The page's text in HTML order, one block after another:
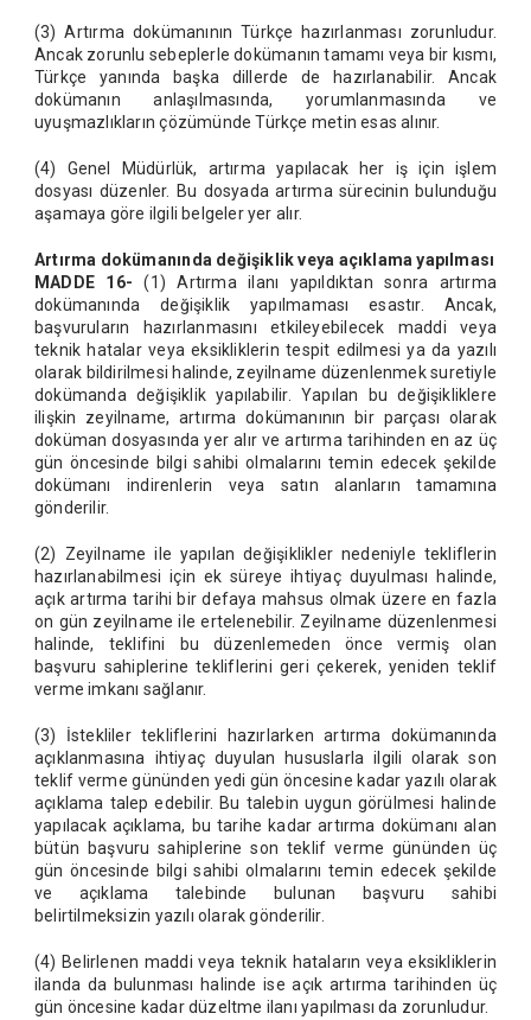
(3) Artırma dokümanının Türkçe hazırlanması zorunludur.
Ancak zorunlu sebeplerle dokümanın tamamı veya bir kısmı,
Türkçe yanında başka dillerde de hazırlanabilir. Ancak
dokümanın anlaşılmasında, yorumlanmasında ve
uyuşmazlıkların çözümünde Türkçe metin esas alınır.
(4) Genel Müdürlük, artırma yapılacak her iş için işlem
dosyası düzenler. Bu dosyada artırma sürecinin bulunduğu
aşamaya göre ilgili belgeler yer alır.
Artırma dokümanında değişiklik veya açıklama yapılması
MADDE 16- (1) Artırma ilanı yapıldıktan sonra artırma
dokümanında değişiklik yapılmaması esastır. Ancak,
başvuruların hazırlanmasını etkileyebilecek maddi veya
teknik hatalar veya eksikliklerin tespit edilmesi ya da yazılı
olarak bildirilmesi halinde, zeyilname düzenlenmek suretiyle
dokümanda değişiklik yapılabilir. Yapılan bu değişikliklere
ilişkin zeyilname, artırma dokümanının bir parçası olarak
doküman dosyasında yer alır ve artırma tarihinden en az üç
gün öncesinde bilgi sahibi olmalarını temin edecek şekilde
dokümanı indirenlerin veya satın alanların tamamına
gönderilir.
(2) Zeyilname ile yapılan değişiklikler nedeniyle tekliflerin
hazırlanabilmesi için ek süreye ihtiyaç duyulması halinde,
açık artırma tarihi bir defaya mahsus olmak üzere en fazla
on gün zeyilname ile ertelenebilir. Zeyilname düzenlenmesi
halinde, teklifini bu düzenlemeden önce vermiş olan
başvuru sahiplerine tekliflerini geri çekerek, yeniden teklif
verme imkanı sağlanır.
(3) İstekliler tekliflerini hazırlarken artırma dokümanında
açıklanmasına ihtiyaç duyulan hususlarla ilgili olarak son
teklif verme gününden yedi gün öncesine kadar yazılı olarak
açıklama talep edebilir. Bu talebin uygun görülmesi halinde
yapılacak açıklama, bu tarihe kadar artırma dokümanı alan
bütün başvuru sahiplerine son teklif verme gününden üç
gün öncesinde bilgi sahibi olmalarını temin edecek şekilde
ve açıklama talebinde bulunan başvuru sahibi
belirtilmeksizin yazılı olarak gönderilir.
(4) Belirlenen maddi veya teknik hataların veya eksikliklerin
ilanda da bulunması halinde ise açık artırma tarihinden üç
gün öncesine kadar düzeltme ilanı yapılması da zorunludur.